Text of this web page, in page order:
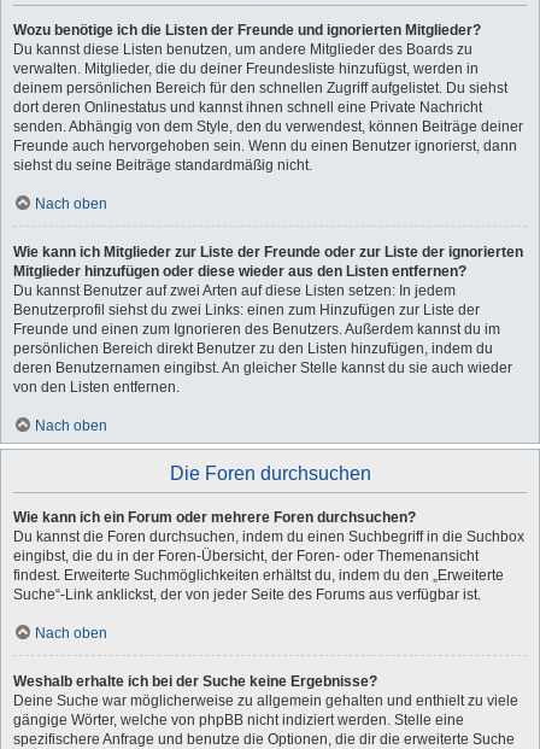
Wozu benötige ich die Listen der Freunde und ignorierten Mitglieder?
Du kannst diese Listen benutzen, um andere Mitglieder des Boards zu
verwalten. Mitglieder, die du deiner Freundesliste hinzufügst, werden in
deinem persönlichen Bereich für den schnellen Zugriff aufgelistet. Du siehst
dort deren Onlinestatus und kannst ihnen schnell eine Private Nachricht
senden. Abhängig von dem Style, den du verwendest, können Beiträge deiner
Freunde auch hervorgehoben sein. Wenn du einen Benutzer ignorierst, dann
siehst du seine Beiträge standardmäßig nicht.
Nach oben
Wie kann ich Mitglieder zur Liste der Freunde oder zur Liste der ignorierten
Mitglieder hinzufügen oder diese wieder aus den Listen entfernen?
Du kannst Benutzer auf zwei Arten auf diese Listen setzen: In jedem
Benutzerprofil siehst du zwei Links: einen zum Hinzufügen zur Liste der
Freunde und einen zum Ignorieren des Benutzers. Außerdem kannst du im
persönlichen Bereich direkt Benutzer zu den Listen hinzufügen, indem du
deren Benutzernamen eingibst. An gleicher Stelle kannst du sie auch wieder
von den Listen entfernen.
Nach oben
Die Foren durchsuchen
Wie kann ich ein Forum oder mehrere Foren durchsuchen?
Du kannst die Foren durchsuchen, indem du einen Suchbegriff in die Suchbox
eingibst, die du in der Foren-Übersicht, der Foren- oder Themenansicht
findest. Erweiterte Suchmöglichkeiten erhältst du, indem du den „Erweiterte
Suche“-Link anklickst, der von jeder Seite des Forums aus verfügbar ist.
Nach oben
Weshalb erhalte ich bei der Suche keine Ergebnisse?
Deine Suche war möglicherweise zu allgemein gehalten und enthielt zu viele
gängige Wörter, welche von phpBB nicht indiziert werden. Stelle eine
spezifischere Anfrage und benutze die Optionen, die dir die erweiterte Suche